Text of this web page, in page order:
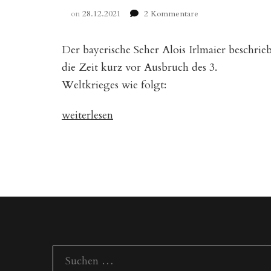
on 28.12.2021 2 Kommentare
des
Alois
Der bayerische Seher Alois Irlmaier beschrieb
die Zeit kurz vor Ausbruch des 3.
Weltkrieges wie folgt:
„Die
weiterlesen
Suchen